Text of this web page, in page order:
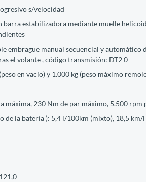
s/velocidad
estabilizadora mediante muelle
embrague manual secuencial y
el volante , código transmisión: DT2 0
en vacío) y 1.000 kg (peso máximo
máxima, 230 Nm de par máximo, 5.500
de la batería ): 5,4 l/100km (mixto), 18,5